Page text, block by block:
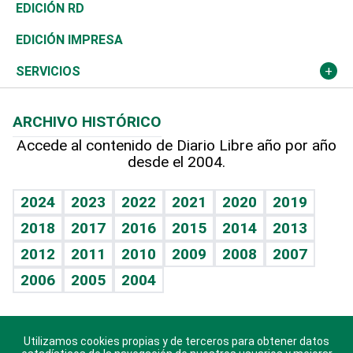
Ocenanía
Caribe
Resto del mundo
Telecom.
Global y variable
Economía personal
Sociales
Novedades
Podcast Arte Libre
Hablando con el pediatra
Vida y familia
Eñe
Celebrando la vida
Sin complejos
En pocas palabras
Tenis
Olimpismo
Más deportes
Línea de hit
TBT Deportivo
El Espía
Noticiero Poteleche
Columnistas
Más firmas
Historia
Martes de tecnología
Cambio climático
Revista
Deportes
Opinión
Hecho en casa
Guía del dinero
EDICIÓN RD
EDICIÓN IMPRESA
SERVICIOS
Cumpleaños
Horóscopos
Crucigramas
ARCHIVO HISTÓRICO
Accede al contenido de Diario Libre año por año
desde el 2004.
2024 2023 2022 2021 2020
2019
2018
2017 2016 2015 2014
2013
2012
2011 2010 2009 2008
2007
2006
2005 2004
Descarga nuestras aplicaciones para Android, iOS y
Utilizamos cookies propias y de terceros para obtener datos